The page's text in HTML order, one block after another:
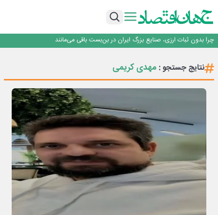
روزنامه ۱۷ مرداد
چرا بدون ثبات ارزی، صنایع بزرگ ایران در بن‌بست باقی می‌مانند
۲ درصد از مشترکان ۱۰ درصد برق خانگی را مصرف می‌کنند!
روزنامه ۱۷ مردادنتایج جستجو : مهدی کریمی